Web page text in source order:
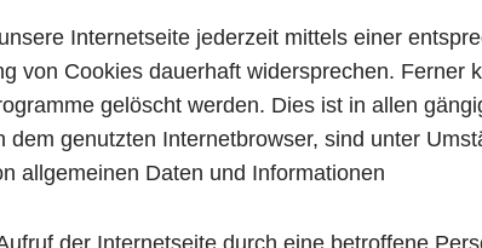
Internetseite jederzeit mittels einer
von Cookies dauerhaft widersprechen. Ferner
gelöscht werden. Dies ist in allen
genutzten Internetbrowser, sind unter
allgemeinen Daten und Informationen
der Internetseite durch eine betroffene